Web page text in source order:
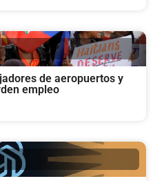
de aeropuertos y
empleo